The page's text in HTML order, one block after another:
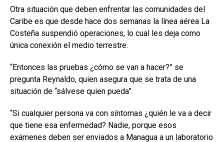
Otra situación que deben enfrentar las comunidades del
Caribe es que desde hace dos semanas la línea aérea La
Costeña suspendió operaciones, lo cual les deja como
única conexión el medio terrestre.
“Entonces las pruebas ¿cómo se van a hacer?” se
pregunta Reynaldo, quien asegura que se trata de una
situación de “sálvese quien pueda”.
“Si cualquier persona va con síntomas ¿quién le va a decir
que tiene esa enfermedad? Nadie, porque esos
exámenes deben ser enviados a Managua a un laboratorio